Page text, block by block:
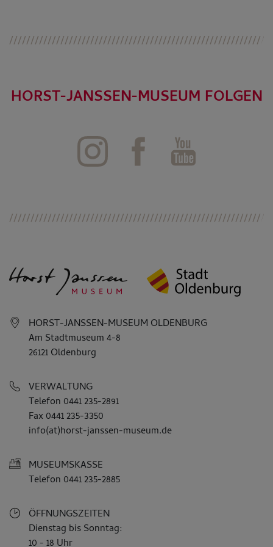
HORST-JANSSEN-MUSEUM FOLGEN
HORST-JANSSEN-MUSEUM OLDENBURG
Am Stadtmuseum 4-8
26121 Oldenburg
VERWALTUNG
Telefon 0441 235-2891
Fax 0441 235-3350
info(at)horst-janssen-museum.de
MUSEUMSKASSE
Telefon 0441 235-2885
ÖFFNUNGSZEITEN
Dienstag bis Sonntag:
10 - 18 Uhr